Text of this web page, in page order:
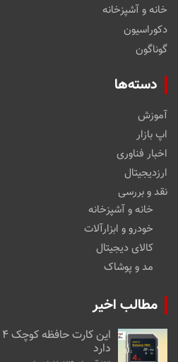
خانه و آشپزخانه
دکوراسیون
گوناگون
دسته‌ها
آموزش
اپ بازار
اخبار فناوری
ارزدیجیتال
نقد و بررسی
خانه و آشپزخانه
خودرو و ابزارآلات
کالای دیجیتال
مد و پوشاک
مطالب اخیر
دارد